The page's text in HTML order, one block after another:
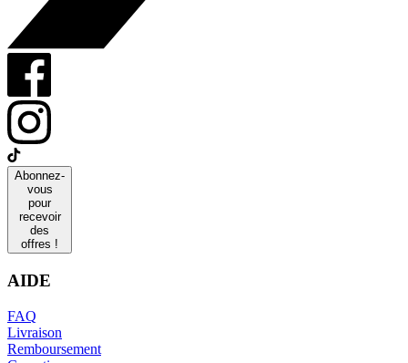
Abonnez-
vous
pour
recevoir
des
offres !
AIDE
FAQ
Livraison
Remboursement